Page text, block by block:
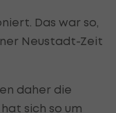
Das war so,
Neustadt-Zeit
daher die
sich so um